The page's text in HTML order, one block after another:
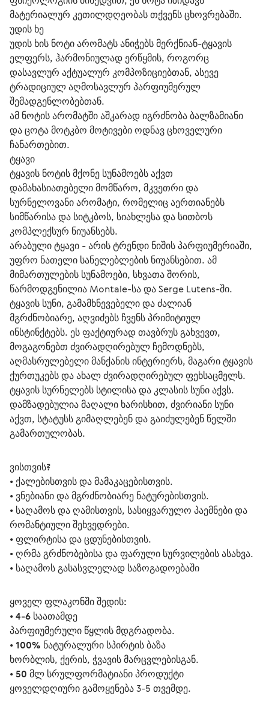
მატერიალურ კეთილდღეობას თქვენს ცხოვრებაში.
უდის ხე
უდის ხის ნოტი არომატს ანიჭებს მერქნიან-ტყავის
ელფერს, ჰარმონიულად ერწყმის, როგორც
დასავლურ აქტუალურ კომპოზიციებთან, ასევე
ტრადიციულ აღმოსავლურ პარფიუმერულ
შემადგენლობებთან.
ამ ნოტის არომატში აშკარად იგრძნობა ბალზამიანი
და ცოტა მოტკბო მოტივები ოდნავ ცხოველური
ჩანართებით.
ტყავი
ტყავის ნოტის მქონე სუნამოებს აქვთ
დამახასიათებელი მომწარო, მკვეთრი და
სურნელოვანი არომატი, რომელიც აერთიანებს
სიმწარისა და სიტკბოს, სიახლესა და სითბოს
კომპლექსურ ნიუანსებს.
არაბული ტყავი - არის ტრენდი ნიშის პარფიუმერიაში,
უფრო ნათელი სანელებლების ნიუანსებით. ამ
მიმართულების სუნამოები, სხვათა შორის,
წარმოდგენილია Montale-სა და Serge Lutens-ში.
ტყავის სუნი, გამამხნევებელი და ძალიან
მგრძნობიარე, აღვიძებს ჩვენს პრიმიტიულ
ინსტინქტებს. ეს ფაქტიურად თავბრუს გახვევთ,
მოგაგონებთ ძვირადღირებულ ჩემოდნებს,
აღმასრულებელი მანქანის ინტერიერს, მაგარი ტყავის
ქურთუკებს და ახალ ძვირადღირებულ ფეხსაცმელს.
ტყავის სურნელებს სტილისა და კლასის სუნი აქვს.
დამზადებულია მაღალი ხარისხით, ძვირიანი სუნი
აქვთ, სტატუსს გიმაღლებენ და გაიძულებენ წელში
გამართულობას.
ვისთვის?
• ქალებისთვის და მამაკაცებისთვის.
• ვნებიანი და მგრძნობიარე ნატურებისთვის.
• საღამოს და ღამისთვის, სასიყვარულო პაემნები და
რომანტიული შეხვედრები.
• ფლირტისა და ცდუნებისთვის.
• ღრმა გრძნობებისა და ფარული სურვილების ასახვა.
• საღამოს გასასვლელად საზოგადოებაში
ყოველ ფლაკონში შედის:
• 4-6 საათამდე
პარფიუმერული წყლის მდგრადობა.
• 100% ნატურალური სპირტის ბაზა
ხორბლის, ქერის, ჭვავის მარცვლებისგან.
• 50 მლ სრულფორმატიანი პროდუქტი
ყოველდღიური გამოყენება 3-5 თვემდე.